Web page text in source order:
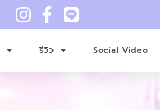
รีวิว Social Video